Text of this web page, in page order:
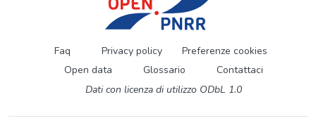
Faq Privacy policy
Preferenze cookies
Open data
Glossario
Contattaci
Dati con licenza di utilizzo ODbL 1.0